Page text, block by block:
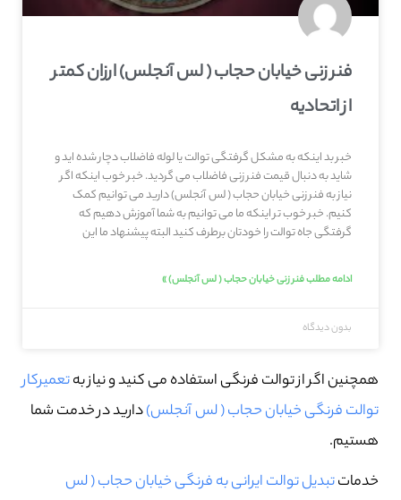
فنر زنی خیابان حجاب ( لس آنجلس) ارزان کمتر
از اتحادیه
خبر بد اینکه به مشکل گرفتگی توالت یا لوله فاضلاب دچار شده اید و
شاید به دنبال قیمت فنر زنی فاضلاب می گردید. خبر خوب اینکه اگر
نیاز به فنر زنی خیابان حجاب ( لس آنجلس) دارید می توانیم کمک
کنیم. خبر خوب تر اینکه ما می توانیم به شما آموزش دهیم که
گرفتگی جاه توالت را خودتان برطرف کنید البته پیشنهاد ما این
ادامه مطلب فنر زنی خیابان حجاب ( لس آنجلس) »
بدون دیدگاه
همچنین اگر از توالت فرنگی استفاده می کنید و نیاز بهتعمیرکار
توالت فرنگی خیابان حجاب ( لس آنجلس)دارید در خدمت شما
هستیم.
خدماتتبدیل توالت ایرانی به فرنگی خیابان حجاب ( لس